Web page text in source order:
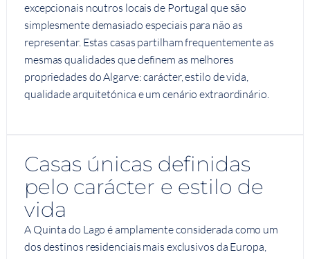
excepcionais noutros locais de Portugal que são
simplesmente demasiado especiais para não as
representar. Estas casas partilham frequentemente as
mesmas qualidades que definem as melhores
propriedades do Algarve: carácter, estilo de vida,
qualidade arquitetónica e um cenário extraordinário.
Casas únicas definidas
pelo carácter e estilo de
vida
A Quinta do Lago é amplamente considerada como um
dos destinos residenciais mais exclusivos da Europa,